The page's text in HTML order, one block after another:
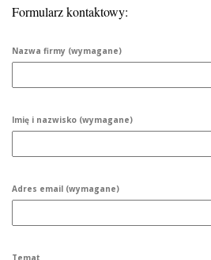
Formularz kontaktowy:
Nazwa firmy (wymagane)
Imię i nazwisko (wymagane)
Adres email (wymagane)
Temat